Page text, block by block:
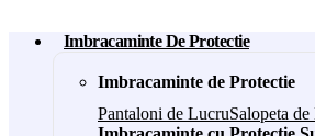
Imbracaminte De Protectie
Imbracaminte de Protectie
Pantaloni de LucruSalopeta